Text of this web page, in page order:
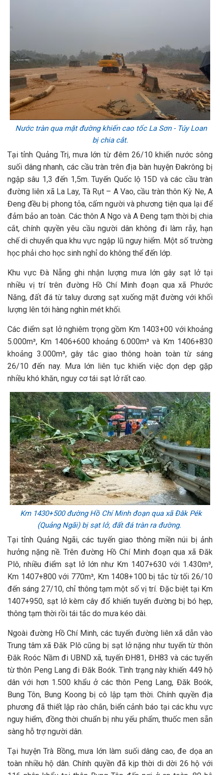
Nước tràn qua mặt đường khiến cao tốc La Sơn - Túy Loan
bị chia cắt.
Tại tỉnh Quảng Trị, mưa lớn từ đêm 26/10 khiến nước sông
suối dâng nhanh, các cầu tràn trên địa bàn huyện Đakrông bị
ngập sâu 1,3 đến 1,5m. Tuyến Quốc lộ 15D và các cầu tràn
đường liên xã La Lay, Tà Rụt – A Vao, cầu tràn thôn Kỳ Ne, A
Đeng đều bị phong tỏa, cấm người và phương tiện qua lại để
đảm bảo an toàn. Các thôn A Ngo và A Đeng tạm thời bị chia
cắt, chính quyền yêu cầu người dân không đi làm rẫy, hạn
chế di chuyển qua khu vực ngập lũ nguy hiểm. Một số trường
học phải cho học sinh nghỉ do không thể đến lớp.
Khu vực Đà Nẵng ghi nhận lượng mưa lớn gây sạt lở tại
nhiều vị trí trên đường Hồ Chí Minh đoạn qua xã Phước
Năng, đất đá từ taluy dương sạt xuống mặt đường với khối
lượng lên tới hàng nghìn mét khối.
Các điểm sạt lở nghiêm trọng gồm Km 1403+00 với khoảng
5.000m³, Km 1406+600 khoảng 6.000m³ và Km 1406+830
khoảng 3.000m³, gây tắc giao thông hoàn toàn từ sáng
26/10 đến nay. Mưa lớn liên tục khiến việc dọn dẹp gặp
nhiều khó khăn, nguy cơ tái sạt lở rất cao.
Km 1430+500 đường Hồ Chí Minh đoạn qua xã Đăk Pék
(Quảng Ngãi) bị sạt lở, đất đá tràn ra đường.
Tại tỉnh Quảng Ngãi, các tuyến giao thông miền núi bị ảnh
hưởng nặng nề. Trên đường Hồ Chí Minh đoạn qua xã Đăk
Plô, nhiều điểm sạt lở lớn như Km 1407+630 với 1.430m³,
Km 1407+800 với 770m³, Km 1408+100 bị tắc từ tối 26/10
đến sáng 27/10, chỉ thông tạm một số vị trí. Đặc biệt tại Km
1407+950, sạt lở kèm cây đổ khiến tuyến đường bị bó hẹp,
thông tạm thời rồi tái tắc do mưa kéo dài.
Ngoài đường Hồ Chí Minh, các tuyến đường liên xã dẫn vào
Trung tâm xã Đăk Plô cũng bị sạt lở nặng như tuyến từ thôn
Đăk Roóc Nầm đi UBND xã, tuyến ĐH81, ĐH83 và các tuyến
từ thôn Peng Lang đi Đăk Boók. Tình trạng này khiến 449 hộ
dân với hơn 1.500 khẩu ở các thôn Peng Lang, Đăk Boók,
Bung Tôn, Bung Koong bị cô lập tạm thời. Chính quyền địa
phương đã thiết lập rào chắn, biển cảnh báo tại các khu vực
nguy hiểm, đồng thời chuẩn bị nhu yếu phẩm, thuốc men sẵn
sàng hỗ trợ người dân.
Tại huyện Trà Bồng, mưa lớn làm suối dâng cao, đe dọa an
toàn nhiều hộ dân. Chính quyền đã kịp thời di dời 26 hộ với